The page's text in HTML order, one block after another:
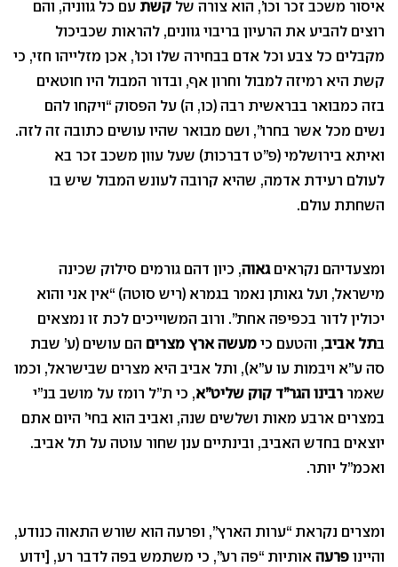
איסור משכב זכר וכו’, הוא צורה של קשת עם כל גווניה, והם
רוצים להביע את הרעיון בריבוי גוונים, להראות שכביכול
מקבלים כל צבע וכל אדם בבחירה שלו וכו’, אכן מזלייהו חזי, כי
קשת היא רמיזה למבול וחרון אף, ובדור המבול היו חוטאים
בזה כמבואר בבראשית רבה (כו, ה) על הפסוק “ויקחו להם
נשים מכל אשר בחרו”, ושם מבואר שהיו עושים כתובה זה לזה.
ואיתא בירושלמי (פ”ט דברכות) שעל עוון משכב זכר בא
לעולם רעידת אדמה, שהיא קרובה לעונש המבול שיש בו
השחתת עולם.
ומצעדיהם נקראיםגאוה, כיון דהם גורמים סילוק שכינה
מישראל, ועל גאותן נאמר בגמרא (ריש סוטה) “אין אני והוא
יכולין לדור בכפיפה אחת”. ורוב המשוייכים לכת זו נמצאים
בתל אביב, והטעם כי מעשה ארץ מצרים הם עושים (ע’ שבת
סה ע”א ויבמות עו ע”א), ותל אביב היא מצרים שבישראל, וכמו
שאמר רבינו הגר”ד קוק שליט”א, כי ת”ל רומז על מושב בנ”י
במצרים ארבע מאות ושלשים שנה, ואביב הוא בחי’ היום אתם
יוצאים בחדש האביב, ובינתיים ענן שחור עוטה על תל אביב.
ואכמ”ל יותר.
ומצרים נקראת “ערות הארץ”, ופרעה הוא שורש התאוה כנודע,
והיינו פרעה אותיות “פה רע”, כי משתמש בפה לדבר רע, [ידוע